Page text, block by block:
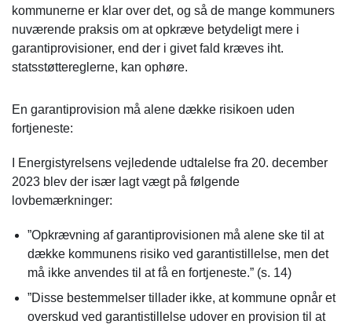
kommunerne er klar over det, og så de mange kommuners
nuværende praksis om at opkræve betydeligt mere i
garantiprovisioner, end der i givet fald kræves iht.
statsstøttereglerne, kan ophøre.
En garantiprovision må alene dække risikoen uden
fortjeneste:
I Energistyrelsens vejledende udtalelse fra 20. december
2023 blev der især lagt vægt på følgende
lovbemærkninger:
”Opkrævning af garantiprovisionen må alene ske til at
dække kommunens risiko ved garantistillelse, men det
må ikke anvendes til at få en fortjeneste.” (s. 14)
”Disse bestemmelser tillader ikke, at kommune opnår et
overskud ved garantistillelse udover en provision til at